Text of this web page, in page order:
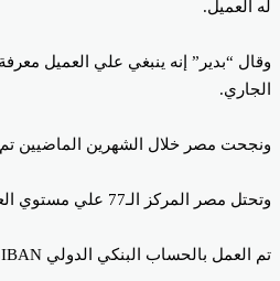
له العميل.
وقال “بدير” إنه ينبغي علي العميل
الجاري.
ونجحت مصر خلال الشهرين الماضيين تم
وتحتل مصر المركز الـ77 علي مستوي العالم في تطبيق ذلك النظام وفقا لإعتراف المنظمة الدولية للمعايير ISO، بحيث تلتزم بحسابات IBAN لتفعيل التحويلات المالية من و إلي حسابات العملاء.
تم العمل بالحساب البنكي الدولي IBAN، داخل دول الاتحاد الأوربي قبل الاعتراف به من منظمة الـISO، ثم طبقته عدد من البلدان العربية من بينها ” الأردن، الكويت، الإمارات”.